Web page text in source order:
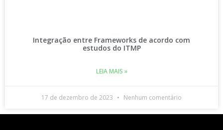
Integração entre Frameworks de acordo com
estudos do ITMP
LEIA MAIS »
17 de dezembro de 2023 Nenhum comentário